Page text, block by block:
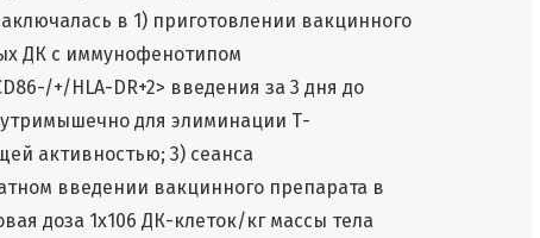
в 1) приготовлении вакцинного
ДК с иммунофенотипом
+/HLA-DR+2> введения за 3 дня до
для элиминации Т-
активностью; 3) сеанса
введении вакцинного препарата в
доза 1х106 ДК-клеток/кг массы тела